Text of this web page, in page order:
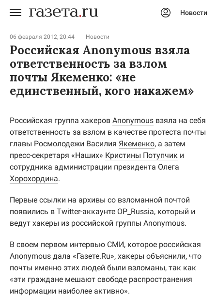
Новости
06 февраля 2012, 20:44 Новости
Российская Anonymous взяла
ответственность за взлом
почты Якеменко: «не
единственный, кого накажем»
Российская группа хакеров Anonymous взяла на себя
ответственность за взлом в качестве протеста почты
главы Росмолодежи Василия Якеменко, а затем
пресс-секретаря «Наших» Кристины Потупчик и
сотрудника администрации президента Олега
Хорохордина.
Первые ссылки на архивы со взломанной почтой
появились в Twitter-аккаунте OP_Russia, который и
ведут хакеры из российской группы Anonymous.
В своем первом интервью СМИ, которое российская
Anonymous дала «Газете.Ru», хакеры объяснили, что
почты именно этих людей были взломаны, так как
«эти граждане мешают свободе распространения
информации наиболее активно».